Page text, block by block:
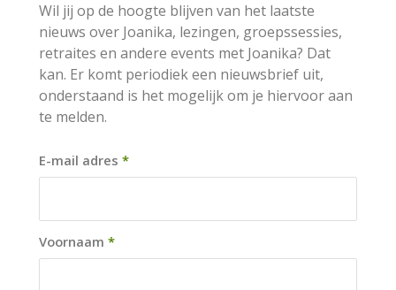
Wil jij op de hoogte blijven van het laatste
nieuws over Joanika, lezingen, groepssessies,
retraites en andere events met Joanika? Dat
kan. Er komt periodiek een nieuwsbrief uit,
onderstaand is het mogelijk om je hiervoor aan
te melden.
E-mail adres *
Voornaam *